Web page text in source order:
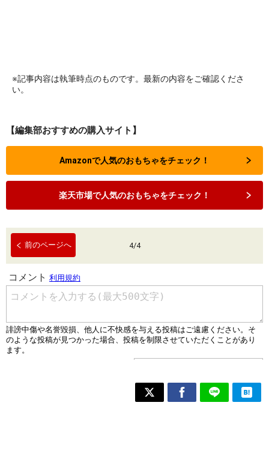
※記事内容は執筆時点のものです。最新の内容をご確認くださ
い。
【編集部おすすめの購入サイト】
Amazonで人気のおもちゃをチェック！
楽天市場で人気のおもちゃをチェック！
前のページへ 4/4